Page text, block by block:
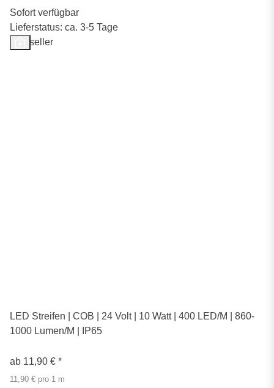
Sofort verfügbar
Lieferstatus: ca. 3-5 Tage
Bestseller
LED Streifen | COB | 24 Volt | 10 Watt | 400 LED/M | 860-
1000 Lumen/M | IP65
ab 11,90 € *
11,90 € pro 1 m